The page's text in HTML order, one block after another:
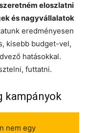
eloszlatni
és nagyvállalatok
eredményesen
kisebb budget-vel,
hatásokkal.
futtatni.
kampányok
nem egy